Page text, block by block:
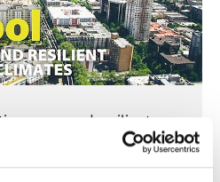
green and resilient